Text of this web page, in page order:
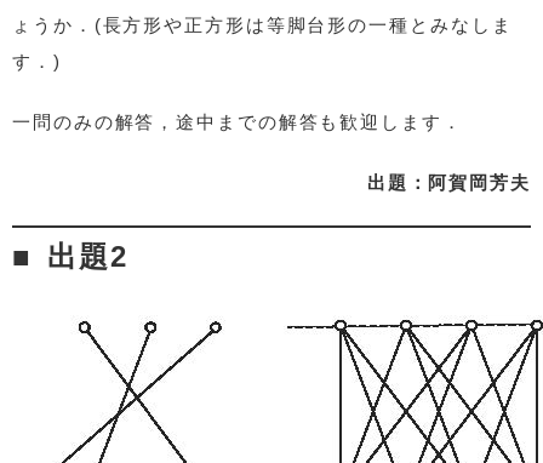
ょうか．(長方形や正方形は等脚台形の一種とみなしま
す．)
一問のみの解答，途中までの解答も歓迎します．
出題：阿賀岡芳夫
出題2